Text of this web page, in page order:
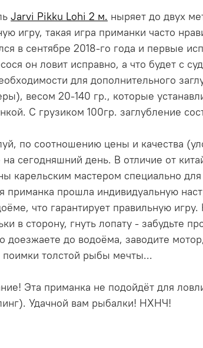
Jarvi Pikku Lohi 2 м. ныряет до двух
игру, такая игра приманки часто
в сентябре 2018-го года и первые
он ловит исправно, а что будет с
для дополнительного
весом 20-140 гр., которые
С грузиком 100гр. заглубление
по соотношению цены и качества
сегодняшний день. В отличие от
карельским мастером специально
приманка прошла индивидуальную
что гарантирует правильную
в сторону, гнуть лопату - забудьте
доезжаете до водоёма, заводите
толстой рыбы мечты...
Эта приманка не подойдёт для
Удачной вам рыбалки! НХНЧ!